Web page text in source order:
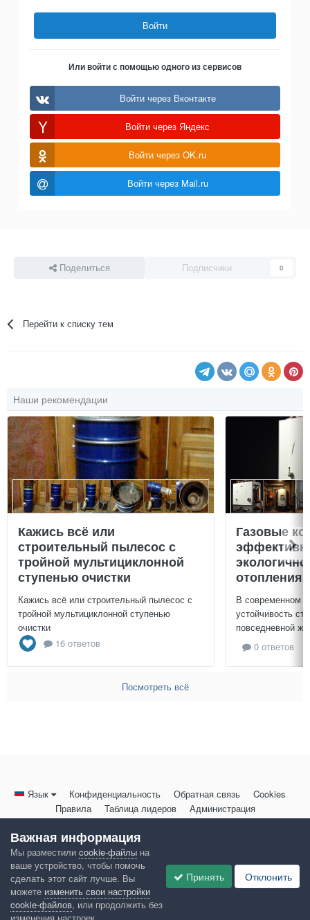
Войти
Или войти с помощью одного из сервисов
Войти через Вконтакте
Войти через Яндекс
Войти через OK.ru
Войти через Mail.ru
Поделиться Подписчики 0
Перейти к списку тем
Наши рекомендации
Кажись всё или
строительный пылесос с
тройной мультициклонной
ступенью очистки
Кажись всё или строительный пылесос с
тройной мультициклонной ступенью
очистки
16 ответов
Газовые
отопления
В современном
устойчивость
повседневной
0 ответов
Посмотреть всё
Язык Конфиденциальность Обратная связь
Cookies
Правила
Таблица лидеров Администрация
Powered by Invision Community
Важная информация
Мы разместили cookie-файлы на
ваше устройство, чтобы помочь
сделать этот сайт лучше. Вы
можете изменить свои настройки
cookie-файлов, или продолжить без
Принять Отклонить